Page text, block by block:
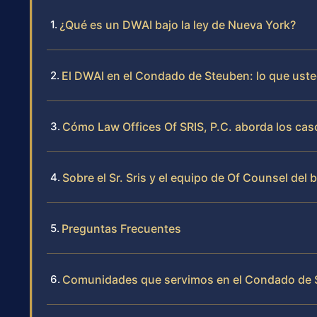
¿Qué es un DWAI bajo la ley de Nueva York?
El DWAI en el Condado de Steuben: lo que
Cómo Law Offices Of SRIS, P.C. aborda los
Sobre el Sr. Sris y el equipo de Of Counsel del
Preguntas Frecuentes
Comunidades que servimos en el Condado